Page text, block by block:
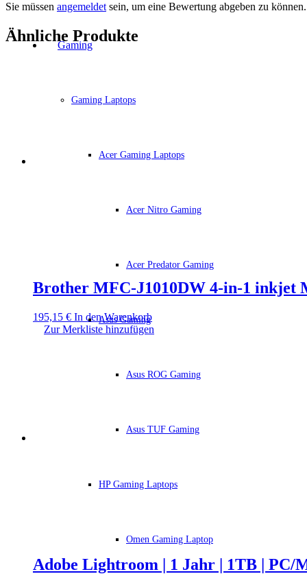
Gaming
Gaming Laptops
Acer Gaming Laptops
Acer Nitro Gaming
Acer Predator Gaming
Asus Gaming
Asus ROG Gaming
Asus TUF Gaming
HP Gaming Laptops
Omen Gaming Laptop
Sie müssen angemeldetsein, um eine Bewertung abgeben zu können.
Ähnliche Produkte
Brother MFC-J1010DW 4-in-1 inkjet
195,15 € In den Warenkorb
Zur Merkliste hinzufügen
Adobe Lightroom | 1 Jahr | 1TB | PC/